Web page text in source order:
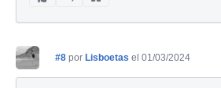
#8 por Lisboetas el 01/03/2024